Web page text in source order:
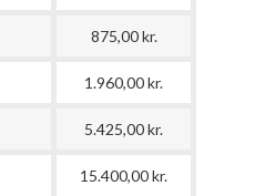
875,00 kr.
1.960,00 kr.
5.425,00 kr.
15.400,00 kr.